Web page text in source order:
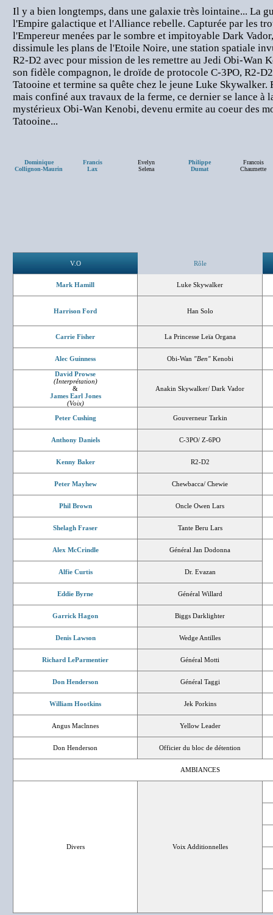
Il y a bien longtemps, dans une galaxie très lointaine... La
l'Empire galactique et l'Alliance rebelle. Capturée par les
l'Empereur menées par le sombre et impitoyable Dark
dissimule les plans de l'Etoile Noire, une station spatiale
R2-D2 avec pour mission de les remettre au Jedi Obi-Wan
son fidèle compagnon, le droïde de protocole C-3PO, R2-
Tatooine et termine sa quête chez le jeune Luke
mais confiné aux travaux de la ferme, ce dernier se lance à
mystérieux Obi-Wan Kenobi, devenu ermite au coeur des
Tatooine...
Dominique
Collignon-Maurin
Francis
Lax
Evelyn
Selena
Philippe
Dumat
Francois
Chaumette
V.O Rôle
Mark Hamill Luke Skywalker
Harrison Ford Han Solo
Carrie Fisher La Princesse Leïa Organa
Alec Guinness Obi-Wan "Ben"Kenobi
David Prowse
(Interprétation)
&
James Earl Jones
(Voix)
Anakin Skywalker/ Dark Vador
Peter Cushing Gouverneur Tarkin
Anthony Daniels C-3PO/ Z-6PO
Kenny Baker R2-D2
Peter Mayhew Chewbacca/ Chewie
Phil Brown Oncle Owen Lars
Shelagh Fraser Tante Beru Lars
Alex McCrindle Général Jan Dodonna
Alfie Curtis Dr. Evazan
Eddie Byrne Général Willard
Garrick Hagon Biggs Darklighter
Denis Lawson Wedge Antilles
Richard LeParmentier Général Motti
Don Henderson Général Taggi
William Hootkins Jek Porkins
Angus Maclnnes Yellow Leader
Don Henderson Officier du bloc de détention
AMBIANCES
Divers Voix Additionnelles